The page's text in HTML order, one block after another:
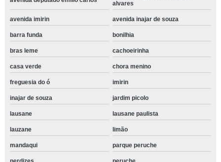
alvares
avenida imirin avenida inajar de souza
barra funda bonilhia
bras leme cachoeirinha
casa verde chora menino
freguesia do ó imirin
inajar de souza jardim picolo
lausane lausane paulista
lauzane limão
mandaqui parque peruche